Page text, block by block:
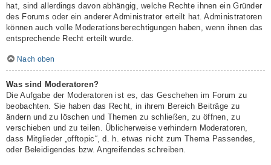
hat, sind allerdings davon abhängig, welche Rechte ihnen ein Gründer
des Forums oder ein anderer Administrator erteilt hat. Administratoren
können auch volle Moderationsberechtigungen haben, wenn ihnen das
entsprechende Recht erteilt wurde.
Nach oben
Was sind Moderatoren?
Die Aufgabe der Moderatoren ist es, das Geschehen im Forum zu
beobachten. Sie haben das Recht, in ihrem Bereich Beiträge zu
ändern und zu löschen und Themen zu schließen, zu öffnen, zu
verschieben und zu teilen. Üblicherweise verhindern Moderatoren,
dass Mitglieder „offtopic“, d. h. etwas nicht zum Thema Passendes,
oder Beleidigendes bzw. Angreifendes schreiben.